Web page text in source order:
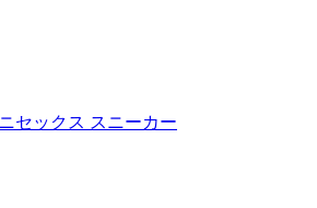
セックス スニーカー